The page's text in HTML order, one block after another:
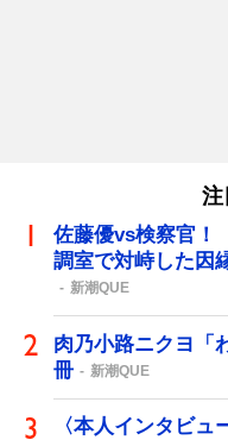
注
佐藤優vs検察官！
調室で対峙した因
新潮QUE
肉乃小路ニクヨ「
冊
新潮QUE
〈本人インタビ